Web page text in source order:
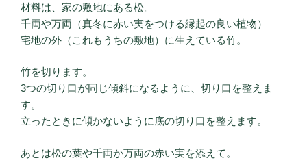
材料は、家の敷地にある松。
千両や万両（真冬に赤い実をつける縁起の良い植物）
宅地の外（これもうちの敷地）に生えている竹。
竹を切ります。
3つの切り口が同じ傾斜になるように、切り口を整えま
す。
立ったときに傾かないように底の切り口を整えます。
あとは松の葉や千両か万両の赤い実を添えて。